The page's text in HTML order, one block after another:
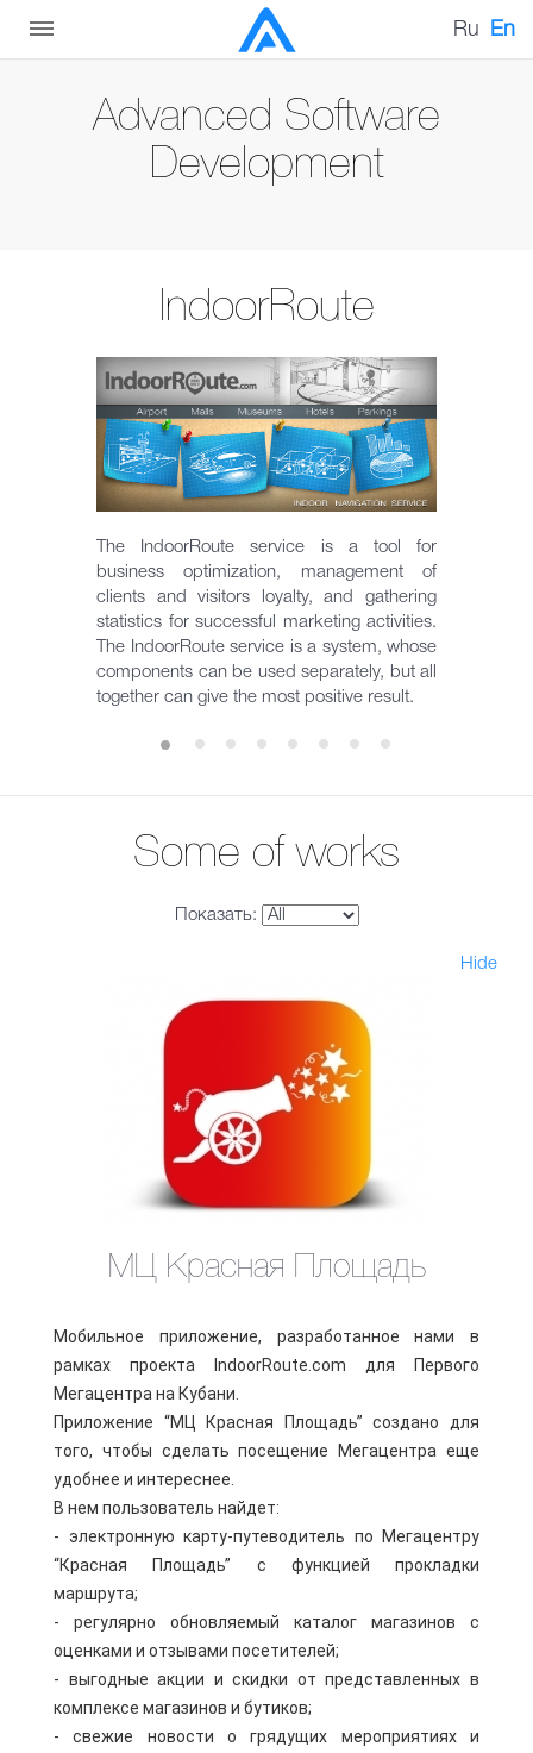
Ru En
Advanced Software
Development
IndoorRoute
The IndoorRoute service is a tool for
business optimization, management of
clients and visitors loyalty, and gathering
statistics for successful marketing activities.
The IndoorRoute service is a system, whose
components can be used separately, but all
together can give the most positive result.
Some of works
Показать:
Hide
МЦ Красная Площадь
Мобильное приложение, разработанное нами в
рамках проекта IndoorRoute.com для Первого
Мегацентра на Кубани.
Приложение “МЦ Красная Площадь” создано для
того, чтобы сделать посещение Мегацентра еще
удобнее и интереснее.
В нем пользователь найдет:
- электронную карту-путеводитель по Мегацентру
“Красная Площадь” с функцией прокладки
маршрута;
- регулярно обновляемый каталог магазинов с
оценками и отзывами посетителей;
- выгодные акции и скидки от представленных в
комплексе магазинов и бутиков;
- свежие новости о грядущих мероприятиях и